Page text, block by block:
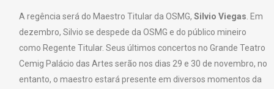
A regência será do Maestro Titular da OSMG, Silvio Viegas . Em
dezembro, Silvio se despede da OSMG e do público mineiro
como Regente Titular. Seus últimos concertos no Grande Teatro
Cemig Palácio das Artes serão nos dias 29 e 30 de novembro, no
entanto, o maestro estará presente em diversos momentos da